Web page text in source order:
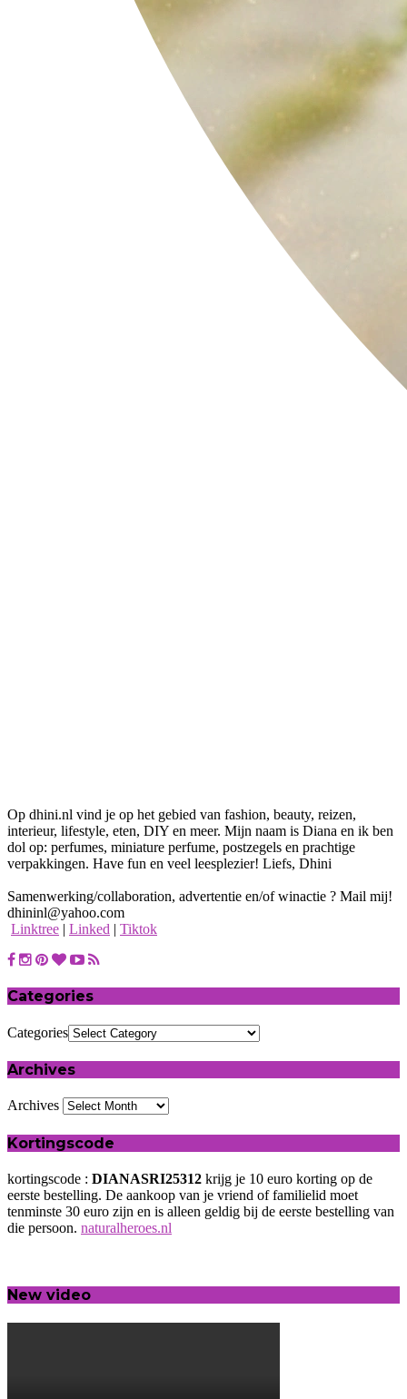
Op dhini.nl vind je op het gebied van fashion, beauty, reizen,
interieur, lifestyle, eten, DIY en meer. Mijn naam is Diana en ik ben
dol op: perfumes, miniature perfume, postzegels en prachtige
verpakkingen. Have fun en veel leesplezier! Liefs, Dhini
Samenwerking/collaboration, advertentie en/of winactie ? Mail mij!
dhininl@yahoo.com
Linktree | Linked | Tiktok
Categories
Categories
Archives
Archives
Kortingscode
kortingscode : DIANASRI25312 krijg je 10 euro korting op de
eerste bestelling. De aankoop van je vriend of familielid moet
tenminste 30 euro zijn en is alleen geldig bij de eerste bestelling van
die persoon. naturalheroes.nl
New video